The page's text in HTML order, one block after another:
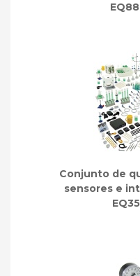
Conjunto de
sensores e